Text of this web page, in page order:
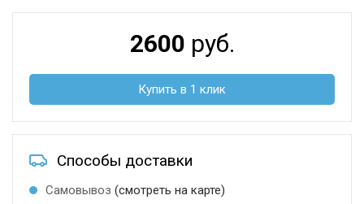
2600 руб.
Купить в 1 клик
Способы доставки
Самовывоз (смотреть на карте)